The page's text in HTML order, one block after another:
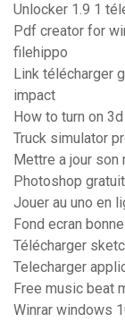
Unlocker 1.9 1
Pdf creator for
filehippo
Link télécharger
impact
How to turn on
Truck simulator
Mettre a jour son
Photoshop
Jouer au uno en
Fond ecran
Télécharger
Telecharger
Free music beat
Winrar windows